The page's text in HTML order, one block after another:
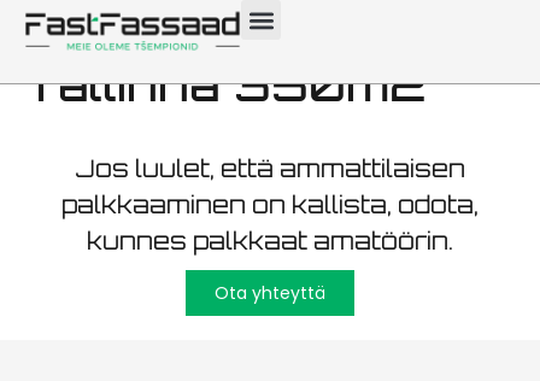
kunnossapito
Tallinna 350m2
Jos luulet, että ammattilaisen
palkkaaminen on kallista, odota,
kunnes palkkaat amatöörin.
Ota yhteyttä